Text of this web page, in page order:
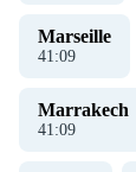
Marseille
41:09
Marrakech
41:09